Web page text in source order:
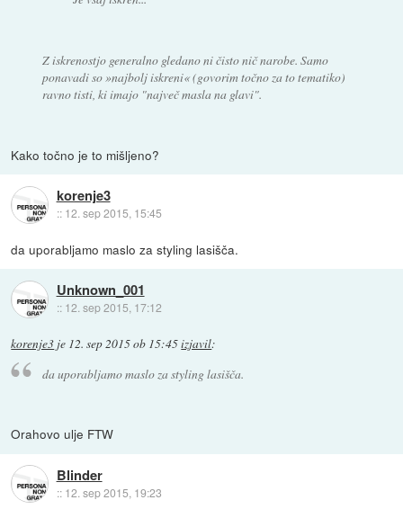
Z iskrenostjo generalno gledano ni čisto nič narobe. Samo
ponavadi so »najbolj iskreni« (govorim točno za to tematiko)
ravno tisti, ki imajo "največ masla na glavi".
Kako točno je to mišljeno?
korenje3
:: 12. sep 2015, 15:45
da uporabljamo maslo za styling lasišča.
Unknown_001
:: 12. sep 2015, 17:12
korenje3 je 12. sep 2015 ob 15:45izjavil:
da uporabljamo maslo za styling lasišča.
Orahovo ulje FTW
Blinder
:: 12. sep 2015, 19:23